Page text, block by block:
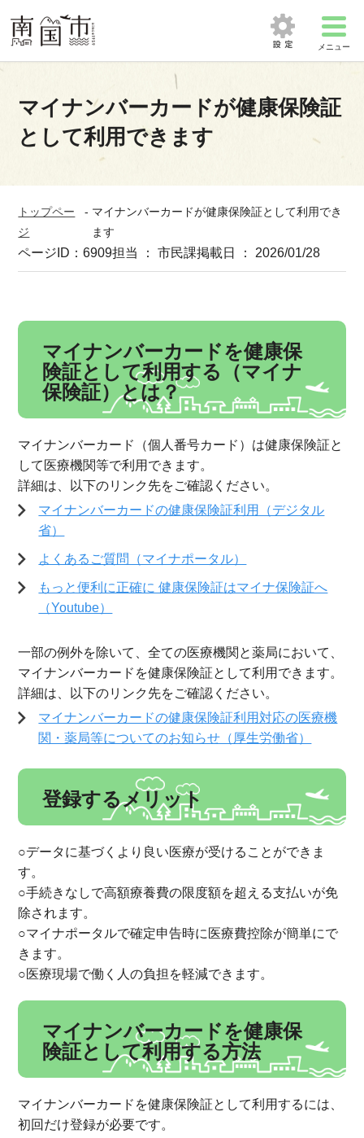
メニュー
マイナンバーカードが健康保険証
として利用できます
トップペー
ジ
- マイナンバーカードが健康保険証として利用でき
ます
ページID：6909担当 ： 市民課掲載日 ： 2026/01/28
マイナンバーカードを健康保
険証として利用する（マイナ
保険証）とは？
マイナンバーカード（個人番号カード）は健康保険証と
して医療機関等で利用できます。
詳細は、以下のリンク先をご確認ください。
マイナンバーカードの健康保険証利用（デジタル
省）
よくあるご質問（マイナポータル）
もっと便利に正確に 健康保険証はマイナ保険証へ
（Youtube）
一部の例外を除いて、全ての医療機関と薬局において、
マイナンバーカードを健康保険証として利用できます。
詳細は、以下のリンク先をご確認ください。
マイナンバーカードの健康保険証利用対応の医療機
関・薬局等についてのお知らせ（厚生労働省）
登録するメリット
○データに基づくより良い医療が受けることができま
す。
○手続きなしで高額療養費の限度額を超える支払いが免
除されます。
○マイナポータルで確定申告時に医療費控除が簡単にで
きます。
○医療現場で働く人の負担を軽減できます。
マイナンバーカードを健康保
険証として利用する方法
マイナンバーカードを健康保険証として利用するには、
初回だけ登録が必要です。